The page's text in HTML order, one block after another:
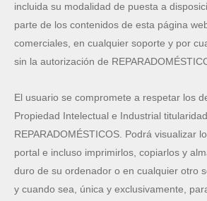
incluida su modalidad de puesta a
parte de los contenidos de esta página
comerciales, en cualquier soporte y por
sin la autorización de
El usuario se compromete a respetar los
Propiedad Intelectual e Industrial
REPARADOMÉSTICOS. Podrá visualizar
portal e incluso imprimirlos, copiarlos y
duro de su ordenador o en cualquier otro
y cuando sea, única y exclusivamente,